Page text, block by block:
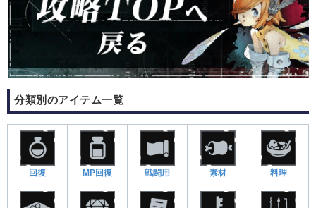
分類別のアイテム一覧
回復 MP回復 戦闘用 素材 料理